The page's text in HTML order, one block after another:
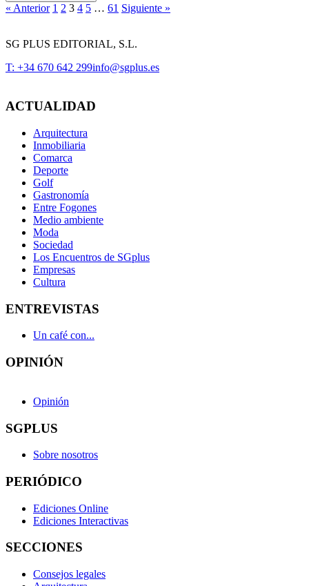
« Anterior 1 2 3 4 5 … 61 Siguiente »
SG PLUS EDITORIAL, S.L.
T: +34 670 642 299info@sgplus.es
ACTUALIDAD
Arquitectura
Inmobiliaria
Comarca
Deporte
Golf
Gastronomía
Entre Fogones
Medio ambiente
Moda
Sociedad
Los Encuentros de SGplus
Empresas
Cultura
ENTREVISTAS
Un café con...
OPINIÓN
Opinión
SGPLUS
Sobre nosotros
PERIÓDICO
Ediciones Online
Ediciones Interactivas
SECCIONES
Consejos legales